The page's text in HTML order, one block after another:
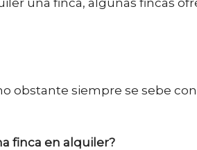
obstante siempre se sebe
finca en alquiler?